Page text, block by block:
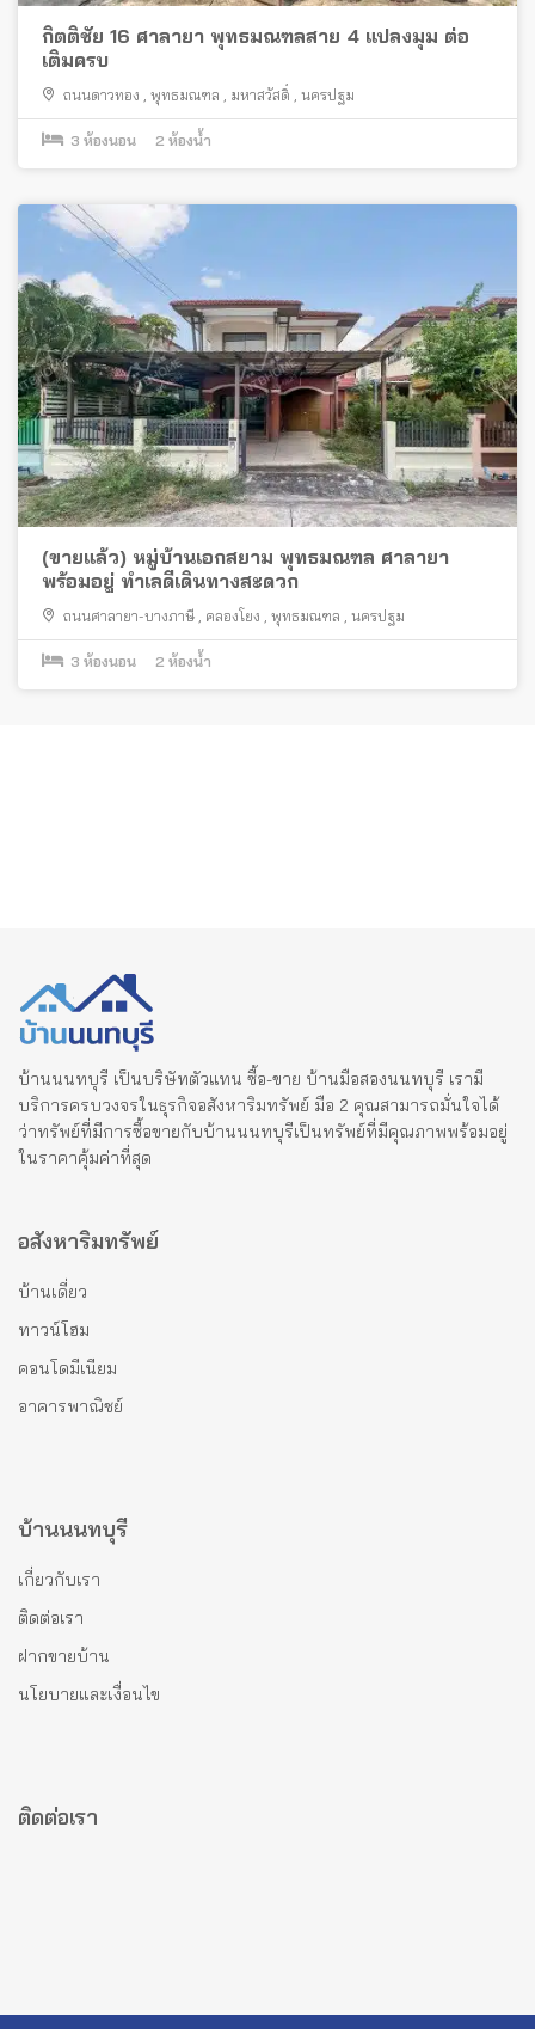
กิตติชัย 16 ศาลายา พุทธมณฑลสาย 4 แปลงมุม ต่อ
เติมครบ
ถนนดาวทอง พุทธมณฑล มหาสวัสดิ์ นครปฐม
3 ห้องนอน 2 ห้องน้ำ
(ขายแล้ว) หมู่บ้านเอกสยาม พุทธมณฑล ศาลายา
พร้อมอยู่ ทำเลดีเดินทางสะดวก
ถนนศาลายา-บางภาษี คลองโยง พุทธมณฑล นครปฐม
3 ห้องนอน 2 ห้องน้ำ
บ้านนนทบุรี เป็นบริษัทตัวแทน ซื้อ-ขาย บ้านมือสองนนทบุรี เรามี
บริการครบวงจรในธุรกิจอสังหาริมทรัพย์ มือ 2 คุณสามารถมั่นใจได้
ว่าทรัพย์ที่มีการซื้อขายกับบ้านนนทบุรีเป็นทรัพย์ที่มีคุณภาพพร้อมอยู่
ในราคาคุ้มค่าที่สุด
อสังหาริมทรัพย์
บ้านเดี่ยว
ทาวน์โฮม
คอนโดมีเนียม
อาคารพาณิชย์
บ้านนนทบุรี
เกี่ยวกับเรา
ติดต่อเรา
ฝากขายบ้าน
นโยบายและเงื่อนไข
ติดต่อเรา